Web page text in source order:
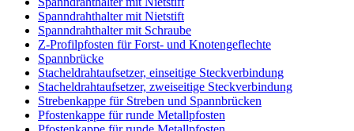
Spanndrahthalter mit Nietstift
Spanndrahthalter mit Schraube
Z-Profilpfosten für Forst- und Knotengeflechte
Spannbrücke
Stacheldrahtaufsetzer, einseitige Steckverbindung
Stacheldrahtaufsetzer, zweiseitige Steckverbindung
Strebenkappe für Streben und Spannbrücken
Pfostenkappe für runde Metallpfosten